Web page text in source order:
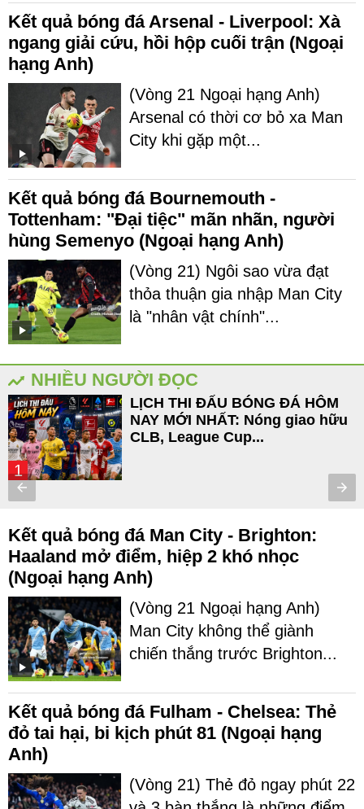
Kết quả bóng đá Arsenal - Liverpool: Xà
ngang giải cứu, hồi hộp cuối trận (Ngoại
hạng Anh)
(Vòng 21 Ngoại hạng Anh)
Arsenal có thời cơ bỏ xa Man
City khi gặp một...
Kết quả bóng đá Bournemouth -
Tottenham: "Đại tiệc" mãn nhãn, người
hùng Semenyo (Ngoại hạng Anh)
(Vòng 21) Ngôi sao vừa đạt
thỏa thuận gia nhập Man City
là "nhân vật chính"...
NHIỀU NGƯỜI ĐỌC
1
LỊCH THI ĐẤU BÓNG ĐÁ HÔM
NAY MỚI NHẤT: Nóng giao hữu
CLB, League Cup...
Kết quả bóng đá Man City - Brighton:
Haaland mở điểm, hiệp 2 khó nhọc
(Ngoại hạng Anh)
(Vòng 21 Ngoại hạng Anh)
Man City không thể giành
chiến thắng trước Brighton...
Kết quả bóng đá Fulham - Chelsea: Thẻ
đỏ tai hại, bi kịch phút 81 (Ngoại hạng
Anh)
(Vòng 21) Thẻ đỏ ngay phút 22